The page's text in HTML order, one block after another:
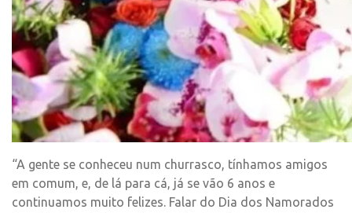
“A gente se conheceu num churrasco, tínhamos amigos
em comum, e, de lá para cá, já se vão 6 anos e
continuamos muito felizes. Falar do Dia dos Namorados